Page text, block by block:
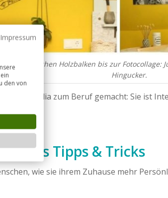
Vom historischen Holzbalken bis zur Fotocollage:
Hingucker.
hat Julia zum Beruf gemacht: Sie ist
für uns?
Julias Tipps & Tricks
wie sie ihrem Zuhause mehr
Impressum
den von